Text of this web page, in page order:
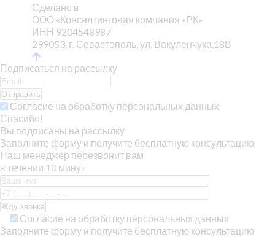
Сделано в
ООО «Консалтинговая компания «РК»
ИНН 9204548987
299053, г. Севастополь, ул. Вакуленчука,18В
Подписаться на рассылку
Отправить
Согласие на обработку персональных данных
Спасибо!
Вы подписаны на рассылку
Заполните форму и получите бесплатную консультацию
Наш менеджер перезвонит вам
в течении 10 минут
Согласие на обработку персональных данных
Заполните форму и получите бесплатную консультацию